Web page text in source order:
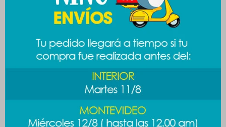
Productos que te pueden interesar